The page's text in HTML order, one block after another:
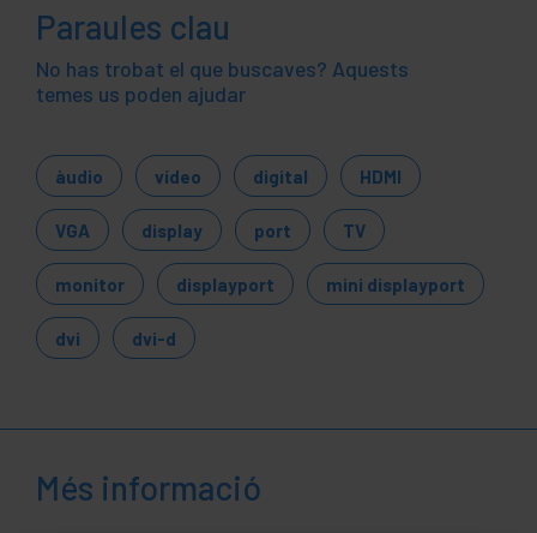
Paraules clau
No has trobat el que buscaves? Aquests
temes us poden ajudar
àudio vídeo digital HDMI
VGA display port TV
monitor displayport mini displayport
dvi dvi-d
Més informació